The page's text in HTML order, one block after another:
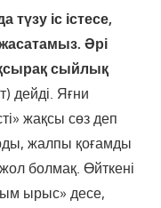
түзу іс істесе,
Әрі
сыйлық
дейді. Яғни
жақсы сөз деп
жалпы қоғамды
болмақ. Өйткені
ырыс» десе,